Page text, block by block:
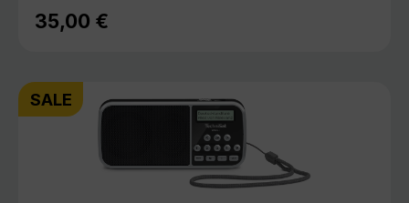
Regulärer Preis:
35,00 €
SALE